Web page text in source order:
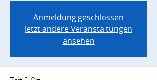
Anmeldung geschlossen
Jetzt andere Veranstaltungen
ansehen